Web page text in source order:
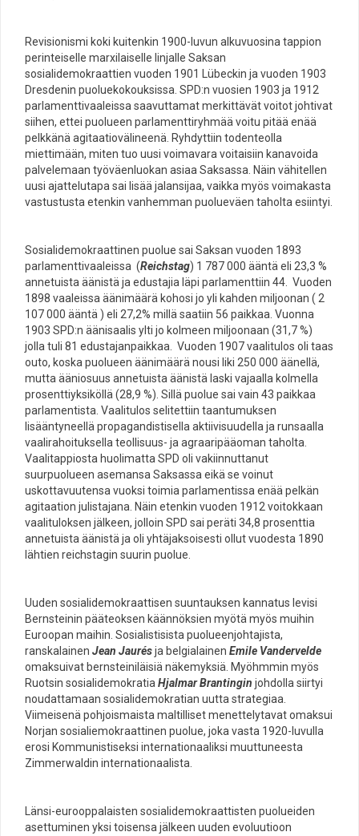
Revisionismi koki kuitenkin 1900-luvun alkuvuosina tappion
perinteiselle marxilaiselle linjalle Saksan
sosialidemokraattien vuoden 1901 Lübeckin ja vuoden 1903
Dresdenin puoluekokouksissa. SPD:n vuosien 1903 ja 1912
parlamenttivaaleissa saavuttamat merkittävät voitot johtivat
siihen, ettei puolueen parlamenttiryhmää voitu pitää enää
pelkkänä agitaatiovälineenä. Ryhdyttiin todenteolla
miettimään, miten tuo uusi voimavara voitaisiin kanavoida
palvelemaan työväenluokan asiaa Saksassa. Näin vähitellen
uusi ajattelutapa sai lisää jalansijaa, vaikka myös voimakasta
vastustusta etenkin vanhemman puolueväen taholta esiintyi.
Sosialidemokraattinen puolue sai Saksan vuoden 1893
parlamenttivaaleissa (Reichstag) 1 787 000 ääntä eli 23,3 %
annetuista äänistä ja edustajia läpi parlamenttiin 44. Vuoden
1898 vaaleissa äänimäärä kohosi jo yli kahden miljoonan ( 2
107 000 ääntä ) eli 27,2% millä saatiin 56 paikkaa. Vuonna
1903 SPD:n äänisaalis ylti jo kolmeen miljoonaan (31,7 %)
jolla tuli 81 edustajanpaikkaa. Vuoden 1907 vaalitulos oli taas
outo, koska puolueen äänimäärä nousi liki 250 000 äänellä,
mutta ääniosuus annetuista äänistä laski vajaalla kolmella
prosenttiyksiköllä (28,9 %). Sillä puolue sai vain 43 paikkaa
parlamentista. Vaalitulos selitettiin taantumuksen
lisääntyneellä propagandistisella aktiivisuudella ja runsaalla
vaalirahoituksella teollisuus- ja agraaripääoman taholta.
Vaalitappiosta huolimatta SPD oli vakiinnuttanut
suurpuolueen asemansa Saksassa eikä se voinut
uskottavuutensa vuoksi toimia parlamentissa enää pelkän
agitaation julistajana. Näin etenkin vuoden 1912 voitokkaan
vaalituloksen jälkeen, jolloin SPD sai peräti 34,8 prosenttia
annetuista äänistä ja oli yhtäjaksoisesti ollut vuodesta 1890
lähtien reichstagin suurin puolue.
Uuden sosialidemokraattisen suuntauksen kannatus levisi
Bernsteinin pääteoksen käännöksien myötä myös muihin
Euroopan maihin. Sosialistisista puolueenjohtajista,
ranskalainen Jean Jaurésja belgialainen Emile Vandervelde
omaksuivat bernsteiniläisiä näkemyksiä. Myöhmmin myös
Ruotsin sosialidemokratiaHjalmar Brantingin johdolla siirtyi
noudattamaan sosialidemokratian uutta strategiaa.
Viimeisenä pohjoismaista maltilliset menettelytavat omaksui
Norjan sosialiemokraattinen puolue, joka vasta 1920-luvulla
erosi Kommunistiseksi internationaaliksi muuttuneesta
Zimmerwaldin internationaalista.
Länsi-eurooppalaisten sosialidemokraattisten puolueiden
asettuminen yksi toisensa jälkeen uuden evoluutioon